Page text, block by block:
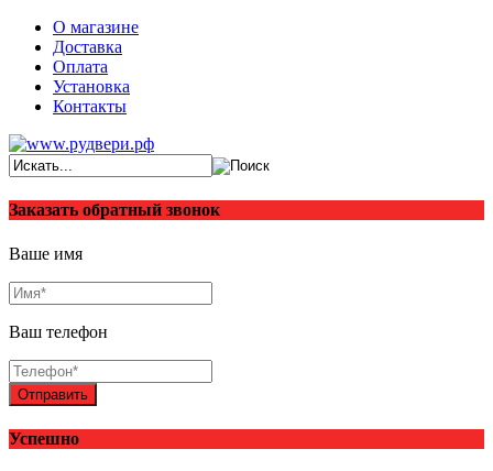
О магазине
Доставка
Оплата
Установка
Контакты
Заказать обратный звонок
Ваше имя
Ваш телефон
Отправить
Успешно